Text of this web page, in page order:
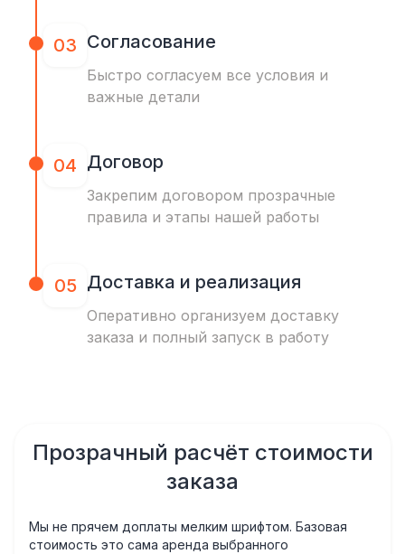
03 Согласование
Быстро согласуем все условия и
важные детали
04 Договор
Закрепим договором прозрачные
правила и этапы нашей работы
05 Доставка и реализация
Оперативно организуем доставку
заказа и полный запуск в работу
Прозрачный расчёт стоимости
заказа
Мы не прячем доплаты мелким шрифтом. Базовая
стоимость это сама аренда выбранного